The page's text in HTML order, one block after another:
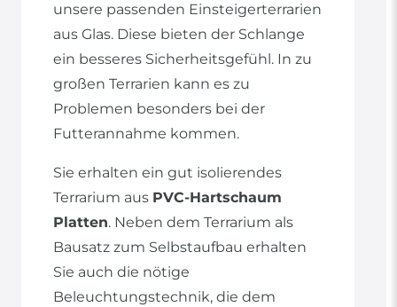
unsere passenden Einsteigerterrarien
aus Glas. Diese bieten der Schlange
ein besseres Sicherheitsgefühl. In zu
großen Terrarien kann es zu
Problemen besonders bei der
Futterannahme kommen.
Sie erhalten ein gut isolierendes
Terrarium aus PVC-Hartschaum
Platten. Neben dem Terrarium als
Bausatz zum Selbstaufbau erhalten
Sie auch die nötige
Beleuchtungstechnik, die dem